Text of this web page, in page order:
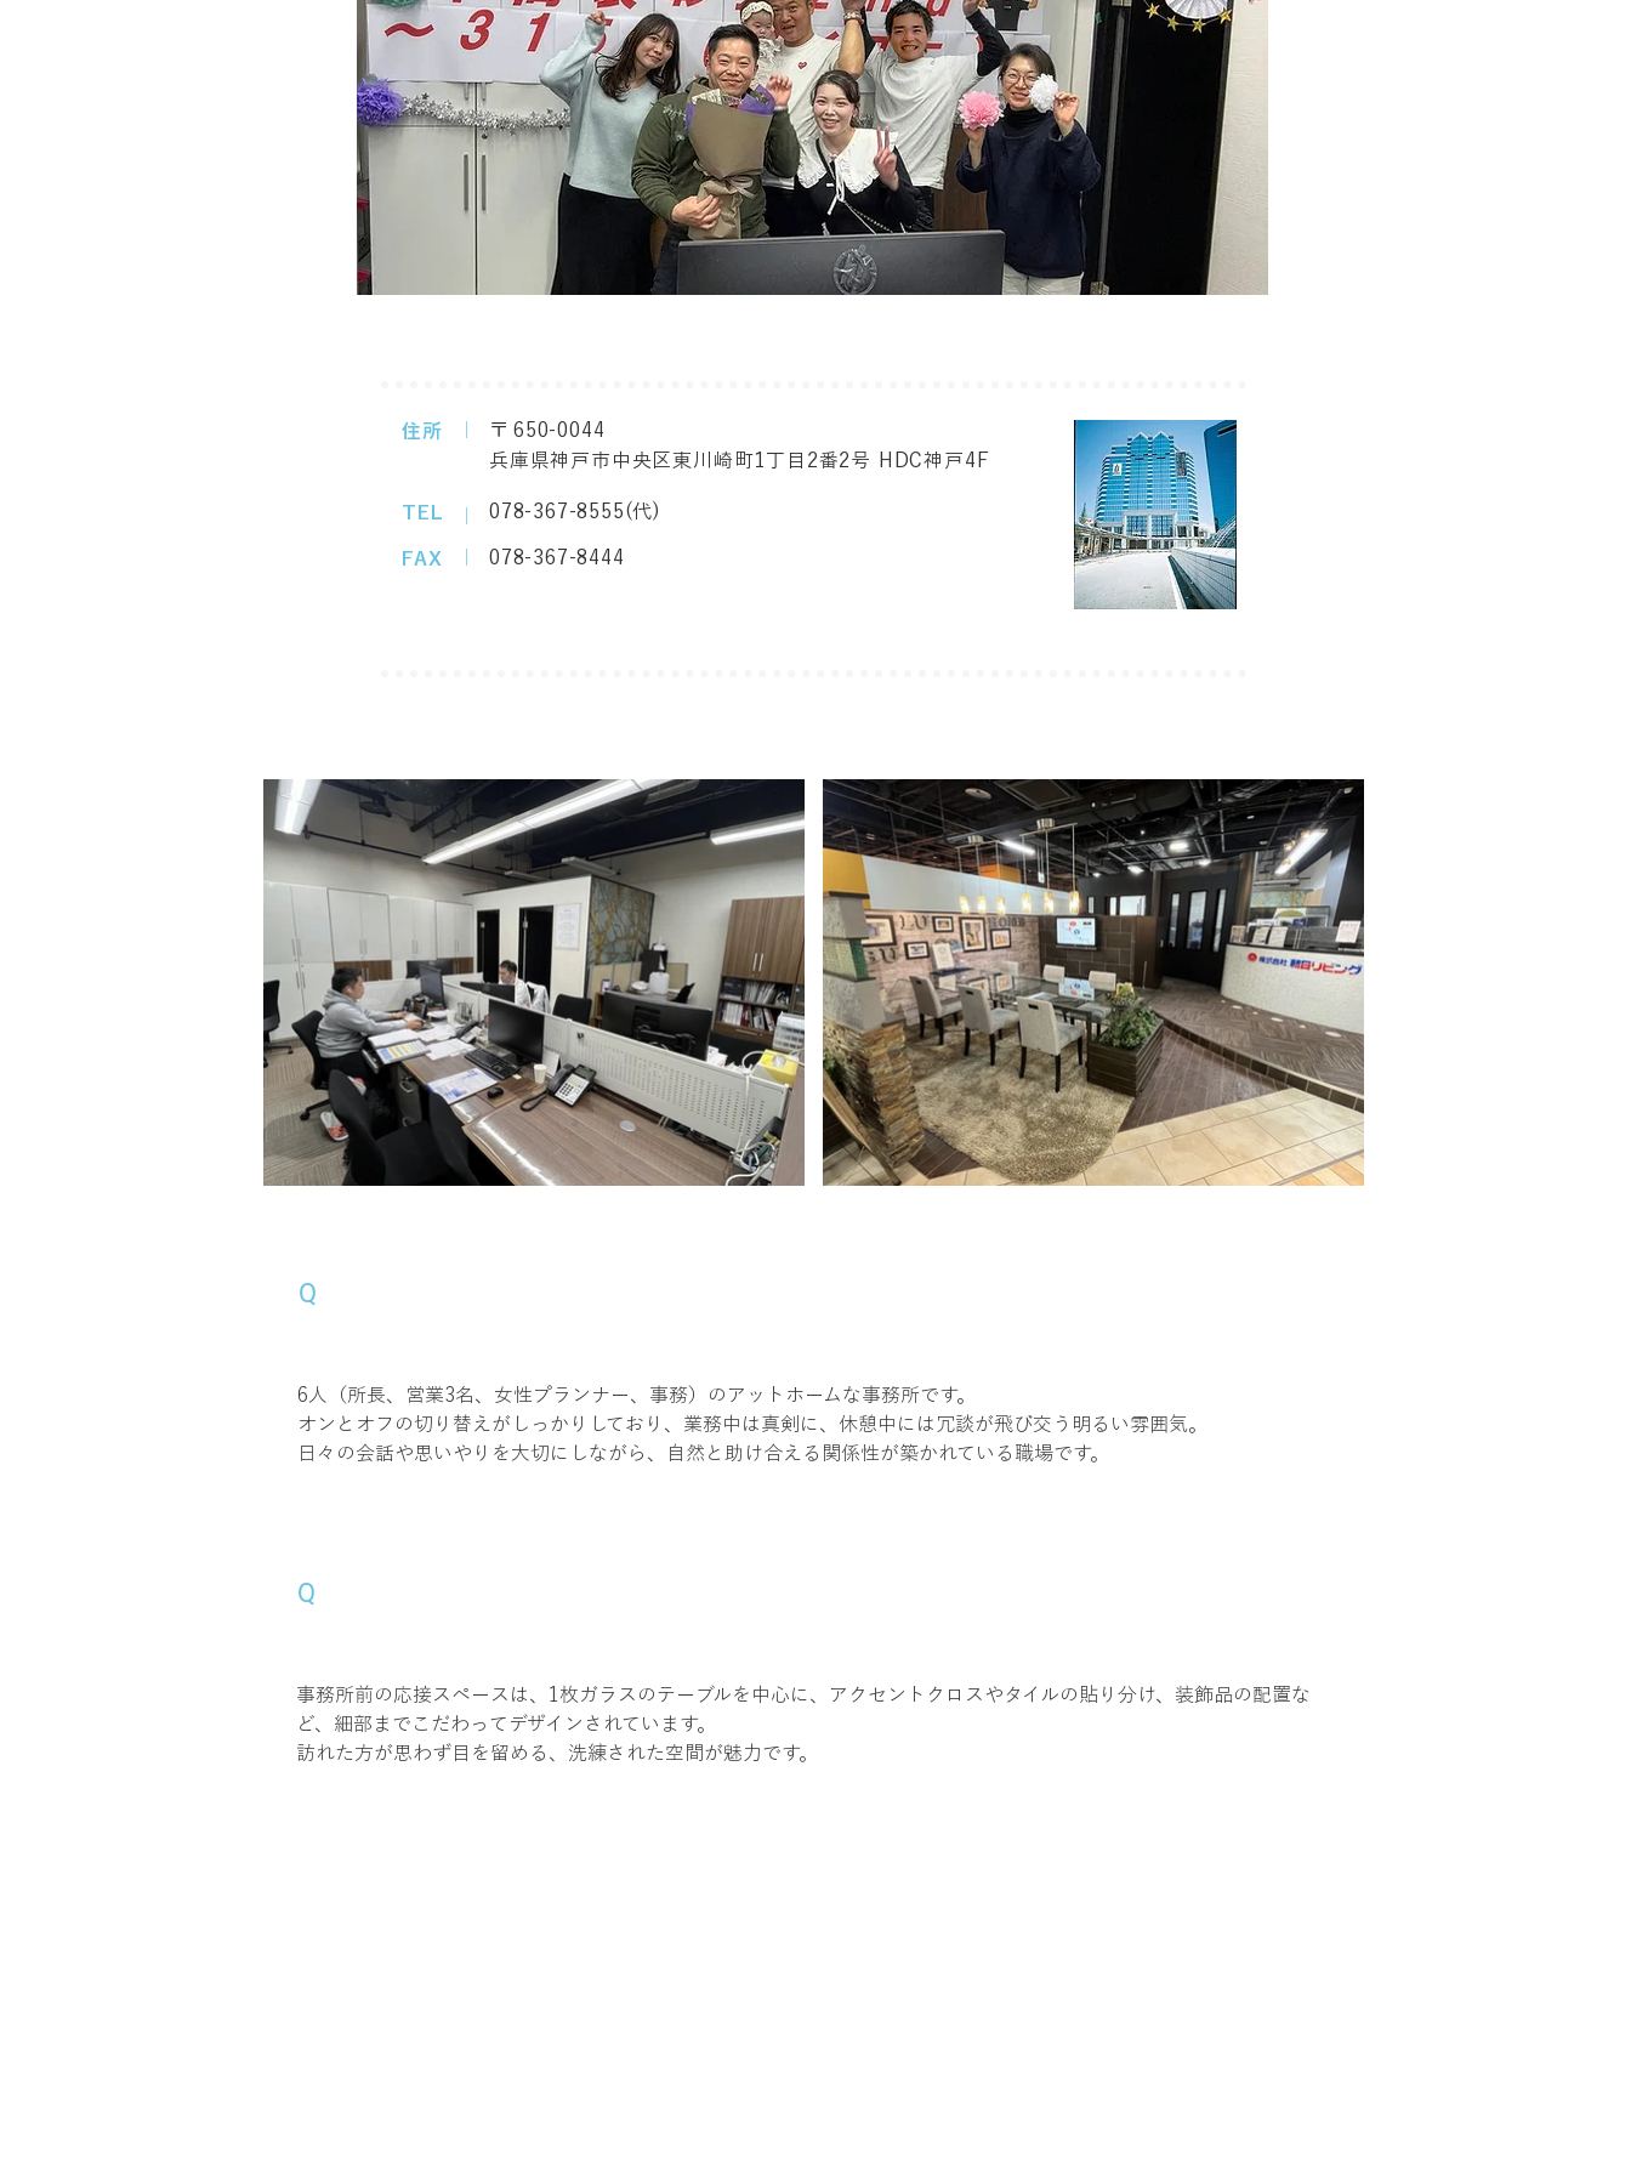
住所 〒 650-0044
兵庫県神戸市中央区東川崎町1丁目2番2号 HDC神戸4F
TEL 078-367-8555(代)
FAX 078-367-8444
Q
6人（所長、営業3名、女性プランナー、事務）のアットホームな事務所です。
オンとオフの切り替えがしっかりしており、業務中は真剣に、休憩中には冗談が飛び交う明るい雰囲気。
日々の会話や思いやりを大切にしながら、自然と助け合える関係性が築かれている職場です。
Q
事務所前の応接スペースは、1枚ガラスのテーブルを中心に、アクセントクロスやタイルの貼り分け、装飾品の配置な
ど、細部までこだわってデザインされています。
訪れた方が思わず目を留める、洗練された空間が魅力です。